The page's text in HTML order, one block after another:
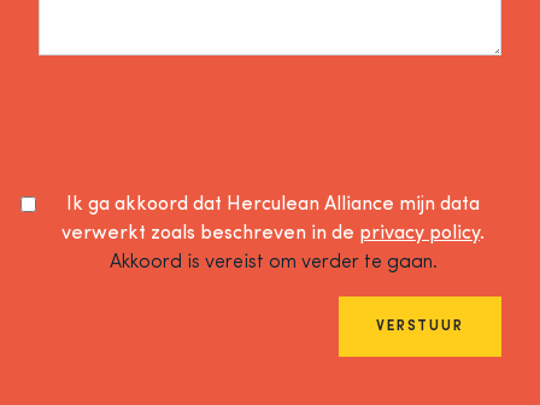
Ik ga akkoord dat Herculean Alliance mijn data
verwerkt zoals beschreven in de privacy policy.
Akkoord is vereist om verder te gaan.
VERSTUUR